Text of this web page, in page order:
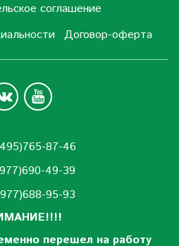
соглашение
Договор-оферта
87-46
49-39
95-93
перешел на работу